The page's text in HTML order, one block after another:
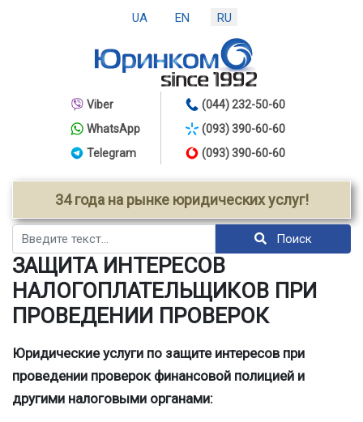
UA EN RU
Viber
WhatsApp
Telegram
(044) 232-50-60
(093) 390-60-60
(093) 390-60-60
34 года на рынке юридических услуг!
Поиск Поиск
ЗАЩИТА ИНТЕРЕСОВ
НАЛОГОПЛАТЕЛЬЩИКОВ ПРИ
ПРОВЕДЕНИИ ПРОВЕРОК
Юридические услуги по защите интересов при
проведении проверок финансовой полицией и
другими налоговыми органами: